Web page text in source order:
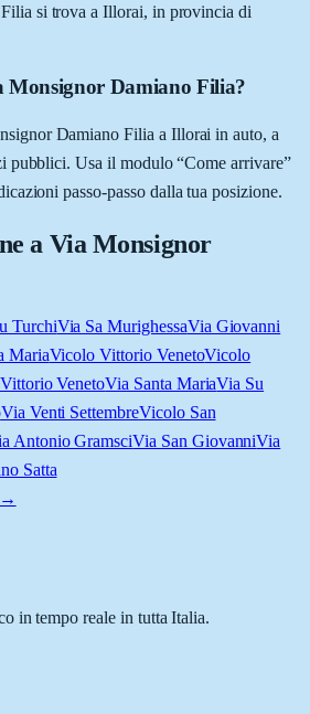
si trova a Illorai, in provincia di
Monsignor Damiano Filia?
Damiano Filia a Illorai in auto, a
pubblici. Usa il modulo “Come arrivare”
passo-passo dalla tua posizione.
a Via Monsignor
TurchiVia Sa MurighessaVia Giovanni
MariaVicolo Vittorio VenetoVicolo
VenetoVia Santa MariaVia Su
Via Venti SettembreVicolo San
Antonio GramsciVia San GiovanniVia
Satta
→
in tempo reale in tutta Italia.